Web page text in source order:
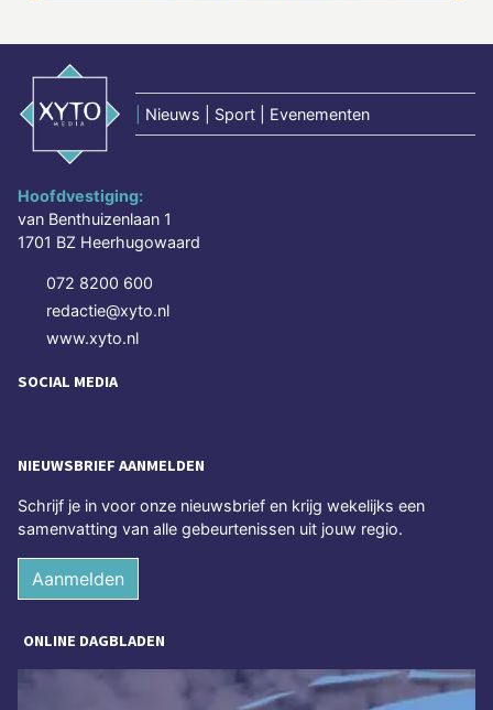
Nieuws | Sport | Evenementen
Hoofdvestiging:
van Benthuizenlaan 1
1701 BZ Heerhugowaard
072 8200 600
redactie@xyto.nl
www.xyto.nl
SOCIAL MEDIA
NIEUWSBRIEF AANMELDEN
Schrijf je in voor onze nieuwsbrief en krijg wekelijks een
samenvatting van alle gebeurtenissen uit jouw regio.
Aanmelden
ONLINE DAGBLADEN